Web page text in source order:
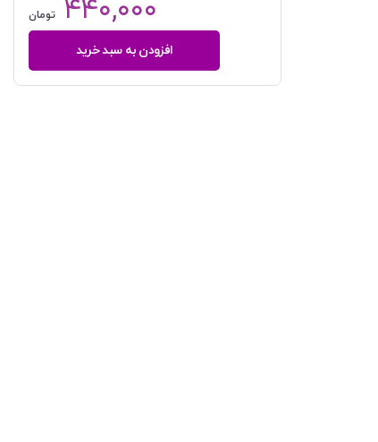
۴۴۰,۰۰۰ تومان
افزودن به سبد خرید